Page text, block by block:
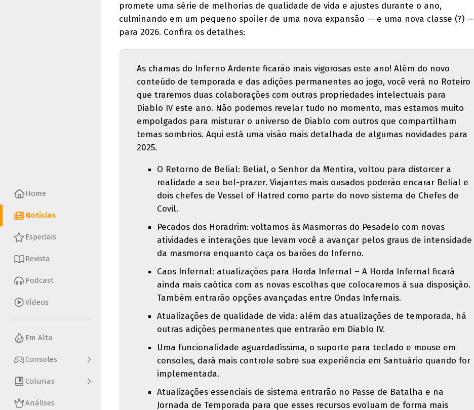
Home
Notícias
Especiais
Revista
Podcast
Vídeos
Em Alta
Consoles
Colunas
Análises
promete uma série de melhorias de qualidade de vida e ajustes durante o ano,
culminando em um pequeno spoiler de uma nova expansão — e uma nova classe (?) —
para 2026. Confira os detalhes:
As chamas do Inferno Ardente ficarão mais vigorosas este ano! Além do novo
conteúdo de temporada e das adições permanentes ao jogo, você verá no Roteiro
que traremos duas colaborações com outras propriedades intelectuais para
Diablo IV este ano. Não podemos revelar tudo no momento, mas estamos muito
empolgados para misturar o universo de Diablo com outros que compartilham
temas sombrios. Aqui está uma visão mais detalhada de algumas novidades para
2025.
O Retorno de Belial: Belial, o Senhor da Mentira, voltou para distorcer a
realidade a seu bel-prazer. Viajantes mais ousados poderão encarar Belial e
dois chefes de Vessel of Hatred como parte do novo sistema de Chefes de
Covil.
Pecados dos Horadrim: voltamos às Masmorras do Pesadelo com novas
atividades e interações que levam você a avançar pelos graus de intensidade
da masmorra enquanto caça os barões do Inferno.
Caos Infernal: atualizações para Horda Infernal – A Horda Infernal ficará
ainda mais caótica com as novas escolhas que colocaremos à sua disposição.
Também entrarão opções avançadas entre Ondas Infernais.
Atualizações de qualidade de vida: além das atualizações de temporada, há
outras adições permanentes que entrarão em Diablo IV.
Uma funcionalidade aguardadíssima, o suporte para teclado e mouse em
consoles, dará mais controle sobre sua experiência em Santuário quando for
implementada.
Atualizações essenciais de sistema entrarão no Passe de Batalha e na
Jornada de Temporada para que esses recursos evoluam de forma mais